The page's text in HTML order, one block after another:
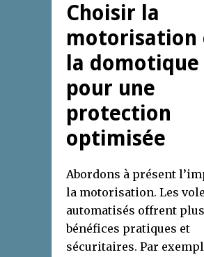
Choisir la
motorisation
la domotique
pour une
protection
optimisée
Abordons à présent
la motorisation. Les
automatisés offrent
bénéfices pratiques et
sécuritaires. Par